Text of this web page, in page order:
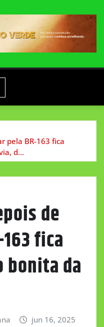
pela BR-163 fica
d…
de
fica
bonita da
jun 16, 2025